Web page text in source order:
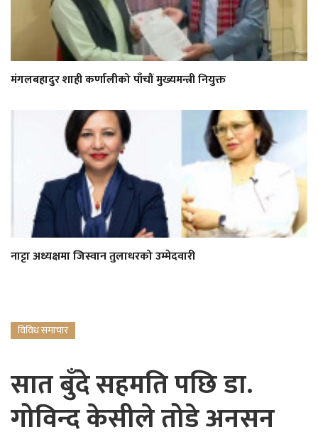
मंगलबहादुर शाही कर्णालीको पाँचौं मुख्यमन्त्री नियुक्त
नाट्टा अध्यक्षमा जिस्वान तुलाधरको उम्मेदवारी
विविध समाचार
सात बुँदे सहमति पछि डा.
गोविन्द केसीले तोडे अनसन